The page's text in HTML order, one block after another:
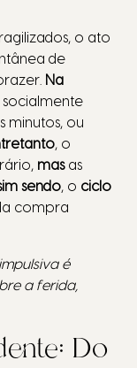
o ato
de
Na
minutos, ou
, o
masas
sendo, o ciclo
compra
é
a ferida,
Do